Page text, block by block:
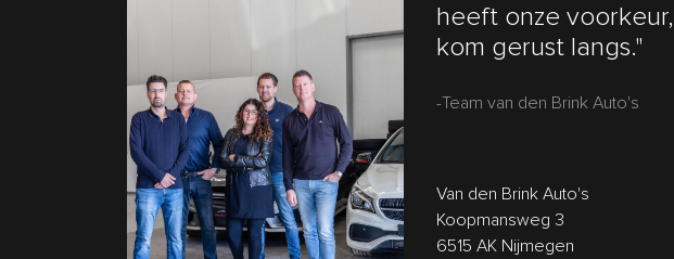
heeft onze voorkeur,
kom gerust langs."
-Team van den Brink Auto's
Van den Brink Auto's
Koopmansweg 3
6515 AK Nijmegen